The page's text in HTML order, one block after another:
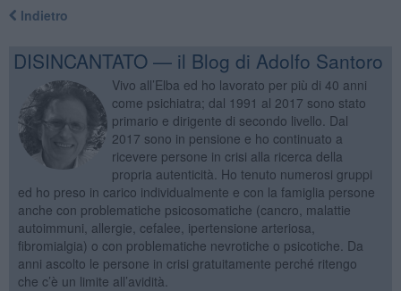
Indietro
DISINCANTATO — il Blog di Adolfo Santoro
Vivo all’Elba ed ho lavorato per più di 40 anni
come psichiatra; dal 1991 al 2017 sono stato
primario e dirigente di secondo livello. Dal
2017 sono in pensione e ho continuato a
ricevere persone in crisi alla ricerca della
propria autenticità. Ho tenuto numerosi gruppi
ed ho preso in carico individualmente e con la famiglia persone
anche con problematiche psicosomatiche (cancro, malattie
autoimmuni, allergie, cefalee, ipertensione arteriosa,
fibromialgia) o con problematiche nevrotiche o psicotiche. Da
anni ascolto le persone in crisi gratuitamente perché ritengo
che c’è un limite all’avidità.